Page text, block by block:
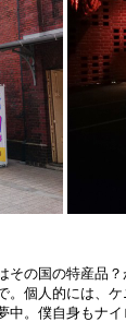
その国の特産品
。個人的には、
中。僕自身もナ